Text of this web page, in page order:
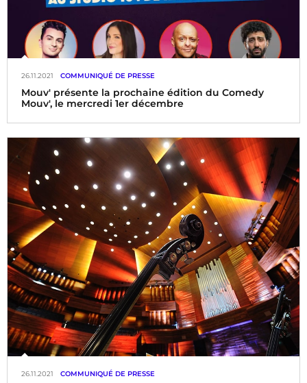
Mouv' présente la prochaine édition du Comedy
Mouv', le mercredi 1er décembre
26.11.2021 COMMUNIQUÉ DE PRESSE
26.11.2021 COMMUNIQUÉ DE PRESSE